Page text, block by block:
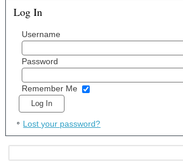
Log In
Username
Password
Remember Me
Lost your password?